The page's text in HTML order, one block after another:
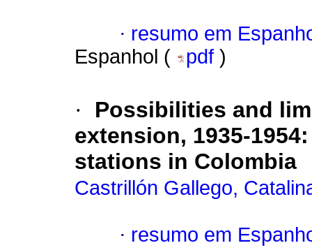
· resumo em
Espanhol (
pdf )
·
Possibilities and
extension, 1935-
stations in Colombia
Castrillón Gallego,
· resumo em